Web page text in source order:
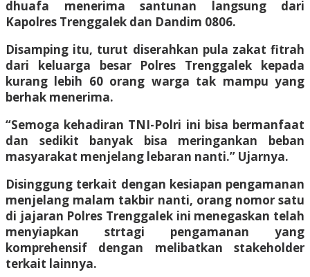
dhuafa menerima santunan langsung dari
Kapolres Trenggalek dan Dandim 0806.
Disamping itu, turut diserahkan pula zakat fitrah
dari keluarga besar Polres Trenggalek kepada
kurang lebih 60 orang warga tak mampu yang
berhak menerima.
“Semoga kehadiran TNI-Polri ini bisa bermanfaat
dan sedikit banyak bisa meringankan beban
masyarakat menjelang lebaran nanti.” Ujarnya.
Disinggung terkait dengan kesiapan pengamanan
menjelang malam takbir nanti, orang nomor satu
di jajaran Polres Trenggalek ini menegaskan telah
menyiapkan strtagi pengamanan yang
komprehensif dengan melibatkan stakeholder
terkait lainnya.